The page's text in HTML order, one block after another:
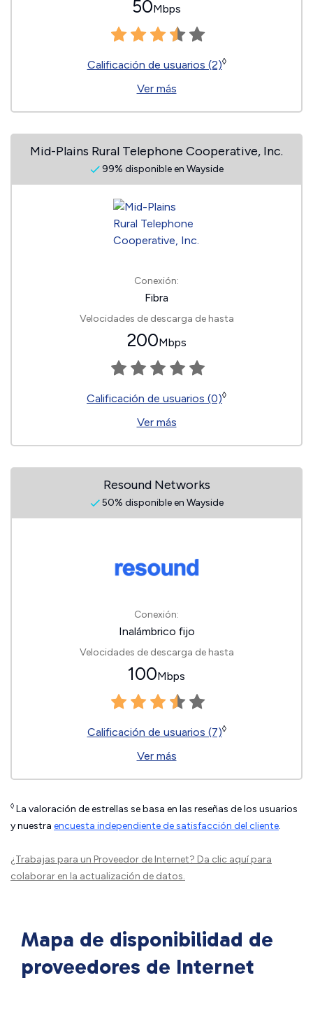
50Mbps
Calificación de usuarios (2)◊
Ver más
Mid-Plains Rural Telephone Cooperative, Inc.
99% disponible en Wayside
Conexión:
Fibra
Velocidades de descarga de hasta
200Mbps
Calificación de usuarios (0)◊
Ver más
Resound Networks
50% disponible en Wayside
Conexión:
Inalámbrico fijo
Velocidades de descarga de hasta
100Mbps
Calificación de usuarios (7)◊
Ver más
◊ La valoración de estrellas se basa en las reseñas de los usuarios
y nuestra encuesta independiente de satisfacción del cliente.
¿Trabajas para un Proveedor de Internet? Da clic aquípara
colaborar en la actualización de datos.
Mapa de disponibilidad de
proveedores de Internet